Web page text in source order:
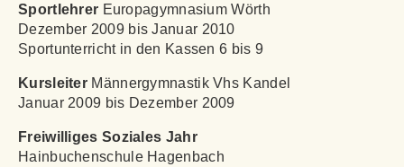
Sportlehrer Europagymnasium Wörth
Dezember 2009 bis Januar 2010
Sportunterricht in den Kassen 6 bis 9
Kursleiter Männergymnastik Vhs Kandel
Januar 2009 bis Dezember 2009
Freiwilliges Soziales Jahr
Hainbuchenschule Hagenbach